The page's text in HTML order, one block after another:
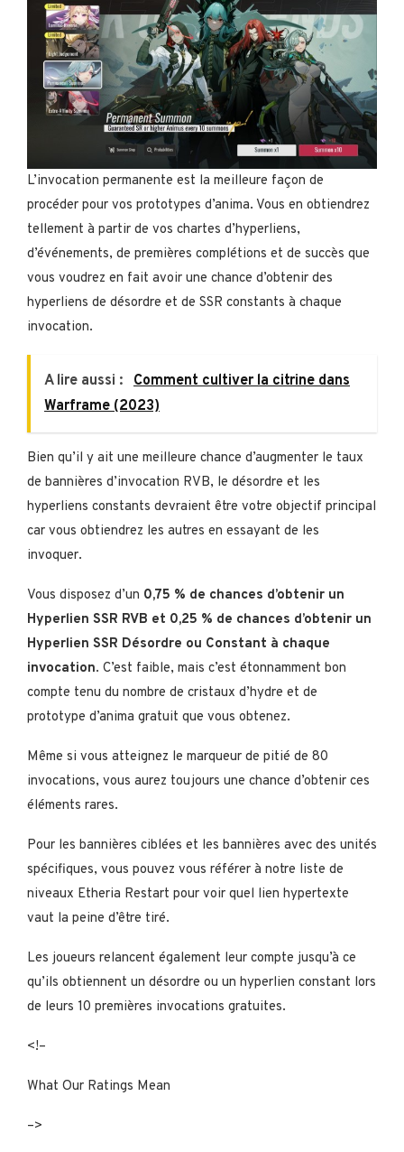
L’invocation permanente est la meilleure façon de
procéder pour vos prototypes d’anima. Vous en obtiendrez
tellement à partir de vos chartes d’hyperliens,
d’événements, de premières complétions et de succès que
vous voudrez en fait avoir une chance d’obtenir des
hyperliens de désordre et de SSR constants à chaque
invocation.
A lire aussi : Comment cultiver la citrine dans
Warframe (2023)
Bien qu’il y ait une meilleure chance d’augmenter le taux
de bannières d’invocation RVB, le désordre et les
hyperliens constants devraient être votre objectif principal
car vous obtiendrez les autres en essayant de les
invoquer.
Vous disposez d’un 0,75 % de chances d’obtenir un
Hyperlien SSR RVB et 0,25 % de chances d’obtenir un
Hyperlien SSR Désordre ou Constant à chaque
invocation. C’est faible, mais c’est étonnamment bon
compte tenu du nombre de cristaux d’hydre et de
prototype d’anima gratuit que vous obtenez.
Même si vous atteignez le marqueur de pitié de 80
invocations, vous aurez toujours une chance d’obtenir ces
éléments rares.
Pour les bannières ciblées et les bannières avec des unités
spécifiques, vous pouvez vous référer à notre liste de
niveaux Etheria Restart pour voir quel lien hypertexte
vaut la peine d’être tiré.
Les joueurs relancent également leur compte jusqu’à ce
qu’ils obtiennent un désordre ou un hyperlien constant lors
de leurs 10 premières invocations gratuites.
<!–
What Our Ratings Mean
–>